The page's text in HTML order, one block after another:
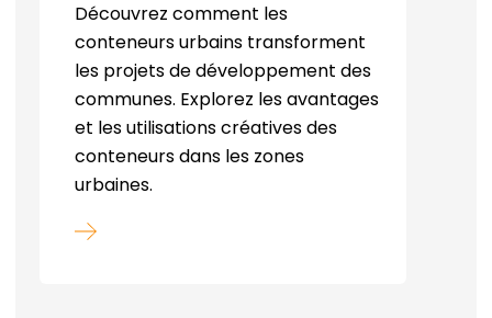
Découvrez comment les
conteneurs urbains transforment
les projets de développement des
communes. Explorez les avantages
et les utilisations créatives des
conteneurs dans les zones
urbaines.